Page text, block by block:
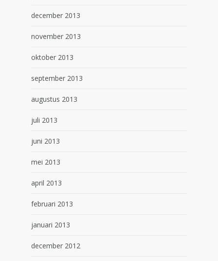
december 2013
november 2013
oktober 2013
september 2013
augustus 2013
juli 2013
juni 2013
mei 2013
april 2013
februari 2013
januari 2013
december 2012